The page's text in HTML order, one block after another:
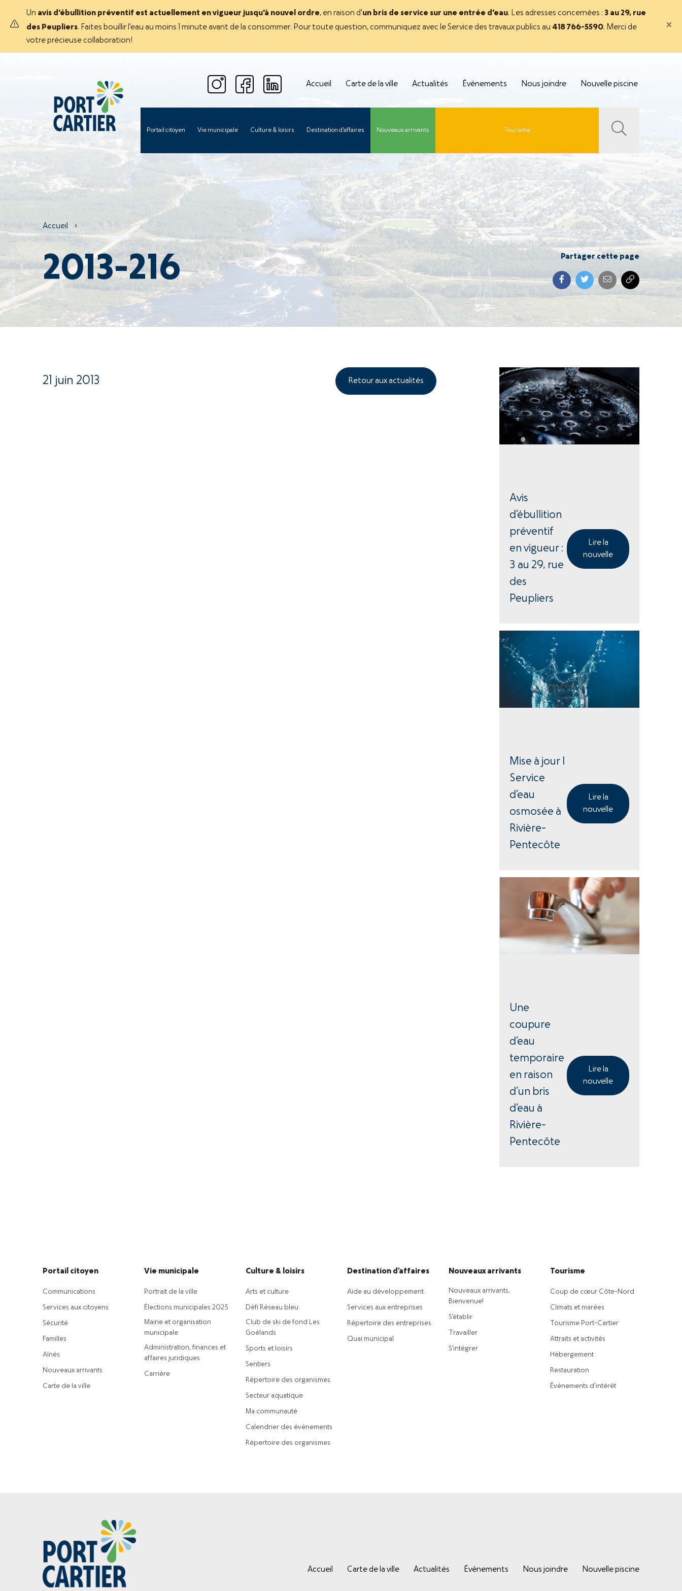
Un avis d'ébullition préventif est actuellement en vigueur jusqu'à nouvel ordre, en raison d'un bris de service sur une entrée d'eau. Les adresses concernées : 3 au 29, rue
des Peupliers. Faites bouillir l'eau au moins 1 minute avant de la consommer. Pour toute question, communiquez avec le Service des travaux publics au 418 766-5590. Merci de
votre précieuse collaboration!
×
Accueil Carte de la ville Actualités Événements Nous joindre Nouvelle piscine
Portail citoyen Vie municipale Culture & loisirs Destination d'affaires Nouveaux arrivants Tourisme
Accueil ›
2013-216 Partager cette page
21 juin 2013 Retour aux actualités
Avis
d’ébullition
préventif
en vigueur :
3 au 29, rue
des
Peupliers
Lire la
nouvelle
Mise à jour |
Service
d’eau
osmosée à
Rivière-
Pentecôte
Lire la
nouvelle
Une
coupure
d’eau
temporaire
en raison
d’un bris
d’eau à
Rivière-
Pentecôte
Lire la
nouvelle
Portail citoyen
Communications
Services aux citoyens
Sécurité
Familles
Aînés
Nouveaux arrivants
Carte de la ville
Vie municipale
Portrait de la ville
Élections municipales 2025
Mairie et organisation
municipale
Administration, finances et
affaires juridiques
Carrière
Culture & loisirs
Arts et culture
Défi Réseau bleu
Club de ski de fond Les
Goélands
Sports et loisirs
Sentiers
Répertoire des organismes
Secteur aquatique
Ma communauté
Calendrier des événements
Répertoire des organismes
Destination d’affaires
Aide au développement
Services aux entreprises
Répertoire des entreprises
Quai municipal
Nouveaux arrivants
Nouveaux arrivants,
Bienvenue!
S’établir
Travailler
S’intégrer
Tourisme
Coup de cœur Côte-Nord
Climats et marées
Tourisme Port-Cartier
Attraits et activités
Hébergement
Restauration
Événements d’intérêt
Accueil Carte de la ville Actualités Événements Nous joindre Nouvelle piscine